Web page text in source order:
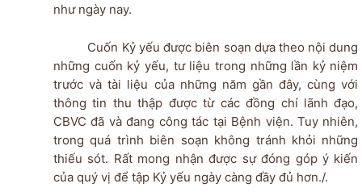
như ngày nay.
Cuốn Kỷ yếu được biên soạn dựa theo nội dung
những cuốn kỷ yếu, tư liệu trong những lần kỷ niệm
trước và tài liệu của những năm gần đây, cùng với
thông tin thu thập được từ các đồng chí lãnh đạo,
CBVC đã và đang công tác tại Bệnh viện. Tuy nhiên,
trong quá trình biên soạn không tránh khỏi những
thiếu sót. Rất mong nhận được sự đóng góp ý kiến
của quý vị để tập Kỷ yếu ngày càng đầy đủ hơn./.